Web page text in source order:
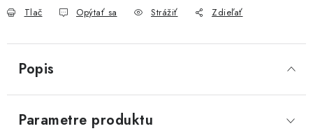
Tlač Opýtať sa Strážiť Zdieľať
Popis
Parametre produktu